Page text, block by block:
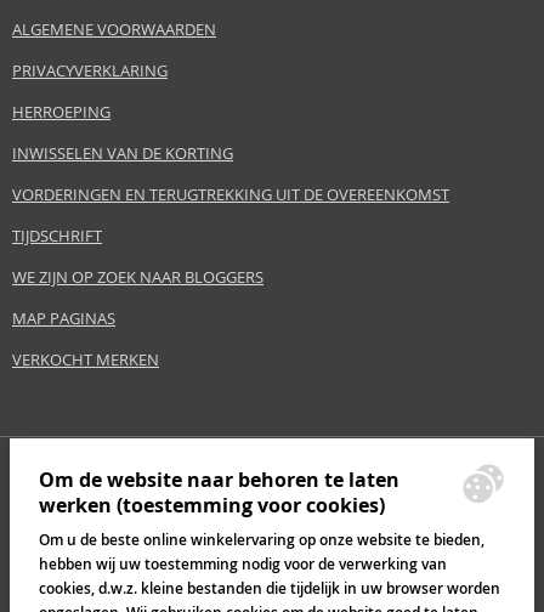
ALGEMENE VOORWAARDEN
PRIVACYVERKLARING
HERROEPING
INWISSELEN VAN DE KORTING
VORDERINGEN EN TERUGTREKKING UIT DE OVEREENKOMST
TIJDSCHRIFT
WE ZIJN OP ZOEK NAAR BLOGGERS
MAP PAGINAS
VERKOCHT MERKEN
Om de website naar behoren te laten
werken (toestemming voor cookies)
Om u de beste online winkelervaring op onze website te bieden,
hebben wij uw toestemming nodig voor de verwerking van
cookies, d.w.z. kleine bestanden die tijdelijk in uw browser worden